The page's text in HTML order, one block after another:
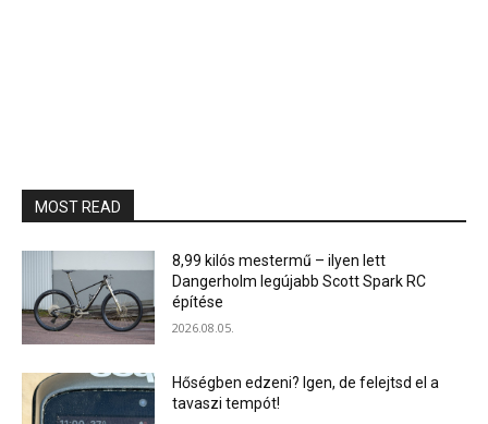
MOST READ
8,99 kilós mestermű – ilyen lett
Dangerholm legújabb Scott Spark RC
építése
2026.08.05.
Hőségben edzeni? Igen, de felejtsd el a
tavaszi tempót!